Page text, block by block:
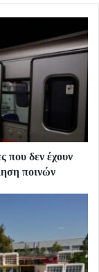
που δεν έχουν
ποινών